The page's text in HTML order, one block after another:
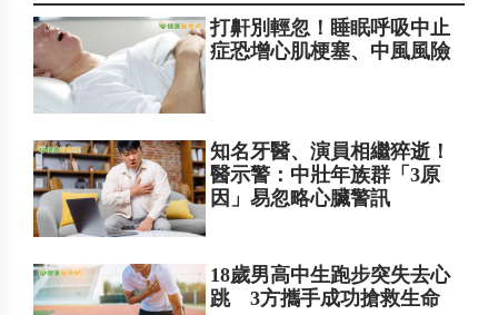
打鼾別輕忽！睡眠呼吸中止
症恐增心肌梗塞、中風風險
知名牙醫、演員相繼猝逝！
醫示警：中壯年族群「3原
因」易忽略心臟警訊
18歲男高中生跑步突失去心
跳 3方攜手成功搶救生命